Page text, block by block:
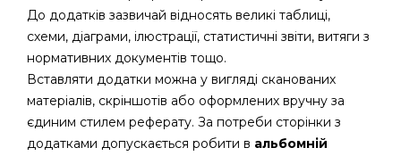
До додатків зазвичай відносять великі таблиці,
схеми, діаграми, ілюстрації, статистичні звіти, витяги з
нормативних документів тощо.
Вставляти додатки можна у вигляді сканованих
матеріалів, скріншотів або оформлених вручну за
єдиним стилем реферату. За потреби сторінки з
додатками допускається робити в альбомній